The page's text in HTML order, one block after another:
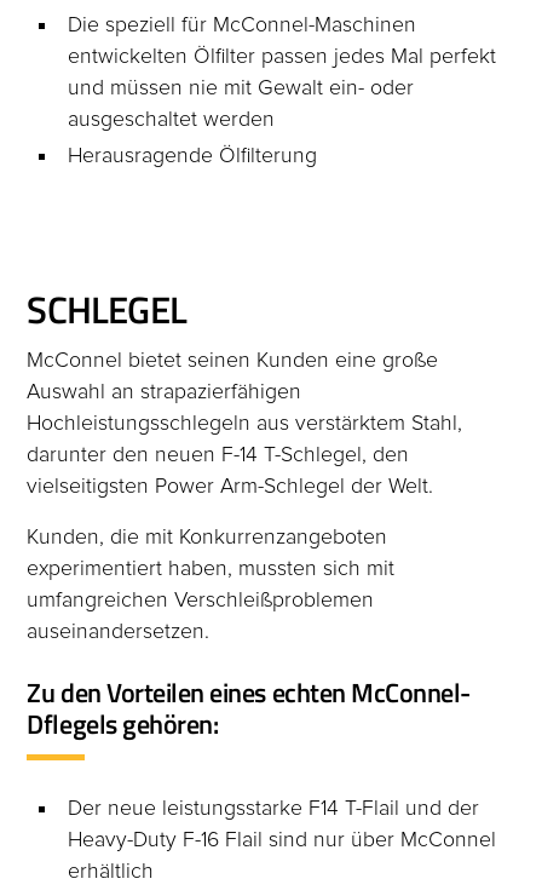
Die speziell für McConnel-Maschinen
entwickelten Ölfilter passen jedes Mal perfekt
und müssen nie mit Gewalt ein- oder
ausgeschaltet werden
Herausragende Ölfilterung
SCHLEGEL
McConnel bietet seinen Kunden eine große
Auswahl an strapazierfähigen
Hochleistungsschlegeln aus verstärktem Stahl,
darunter den neuen F-14 T-Schlegel, den
vielseitigsten Power Arm-Schlegel der Welt.
Kunden, die mit Konkurrenzangeboten
experimentiert haben, mussten sich mit
umfangreichen Verschleißproblemen
auseinandersetzen.
Zu den Vorteilen eines echten McConnel-
Dflegels gehören:
Der neue leistungsstarke F14 T-Flail und der
Heavy-Duty F-16 Flail sind nur über McConnel
erhältlich